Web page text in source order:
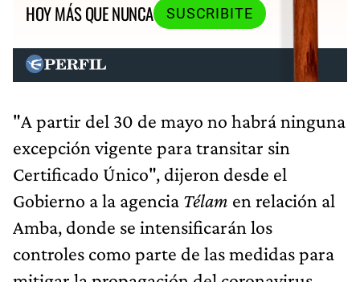
HOY MÁS QUE NUNCA
SUSCRIBITE
"A partir del 30 de mayo no habrá ninguna
excepción vigente para transitar sin
Certificado Único", dijeron desde el
Gobierno a la agencia Télam en relación al
Amba, donde se intensificarán los
controles como parte de las medidas para